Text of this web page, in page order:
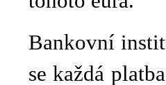
Bankovní
se každá